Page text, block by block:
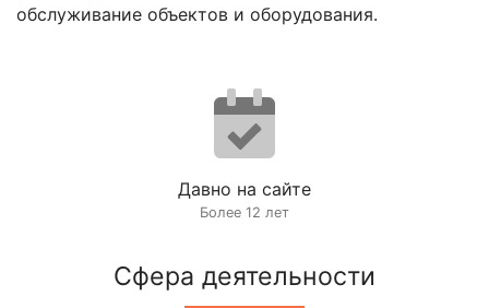
обслуживание объектов и оборудования.
Давно на сайте
Более 12 лет
Сфера деятельности